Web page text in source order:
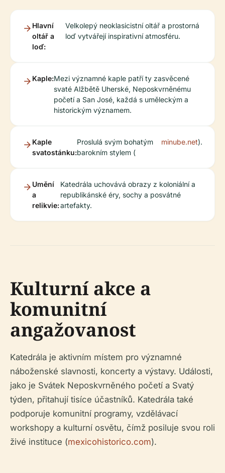
Hlavní
oltář a
loď:
Velkolepý neoklasicistní oltář a prostorná
loď vytvářejí inspirativní atmosféru.
Kaple:Mezi významné kaple patří ty zasvěcené
svaté Alžbětě Uherské, Neposkvrněnému
početí a San José, každá s uměleckým a
historickým významem.
Kaple
svatostánku:
Proslulá svým bohatým
barokním stylem (
minube.net).
Umění
a
relikvie:
Katedrála uchovává obrazy z koloniální a
republikánské éry, sochy a posvátné
artefakty.
Kulturní akce a
komunitní
angažovanost
Katedrála je aktivním místem pro významné
náboženské slavnosti, koncerty a výstavy. Události,
jako je Svátek Neposkvrněného početí a Svatý
týden, přitahují tisíce účastníků. Katedrála také
podporuje komunitní programy, vzdělávací
workshopy a kulturní osvětu, čímž posiluje svou roli
živé instituce (mexicohistorico.com).